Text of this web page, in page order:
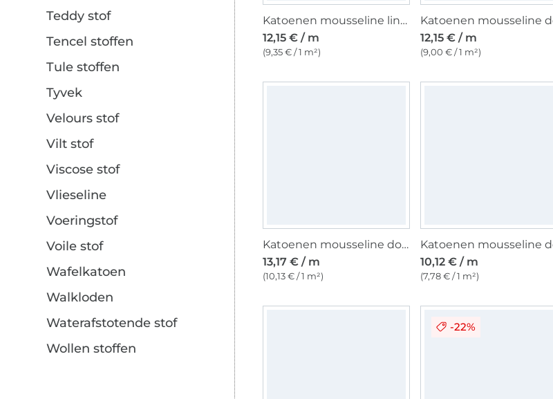
Teddy stof
Tencel stoffen
Tule stoffen
Tyvek
Velours stof
Vilt stof
Viscose stof
Vlieseline
Voeringstof
Voile stof
Wafelkatoen
Walkloden
Waterafstotende stof
Wollen stoffen
Katoenen mousseline linnenlook, zandkleurig
12,15 € / m
(9,35 € / 1 m²)
12,15 € / m
(9,00 € / 1 m²)
Katoenen mousseline double gauze Forest Animals, wit
13,17 € / m
(10,13 € / 1 m²)
10,12 € / m
(7,78 € / 1 m²)
-22%